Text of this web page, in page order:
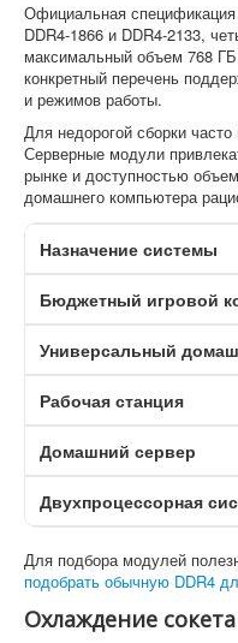
Официальная спецификация
DDR4-1866 и DDR4-2133,
максимальный объем 768
конкретный перечень
и режимов работы.
Для недорогой сборки
Серверные модули
рынке и доступностью
домашнего компьютера
Назначение системы
Бюджетный игровой
Универсальный
Рабочая станция
Домашний сервер
Двухпроцессорная
Для подбора модулей
подобрать обычную DDR4
Охлаждение сокета